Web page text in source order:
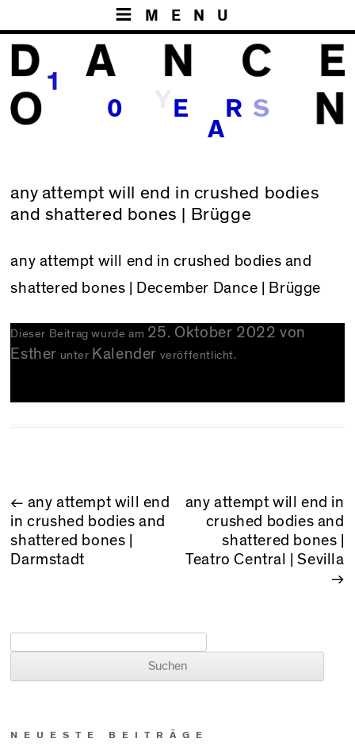
MENU
1
0 E
A
R
any attempt will end in crushed bodies
and shattered bones | Brügge
any attempt will end in crushed bodies and
shattered bones | December Dance | Brügge
Dieser Beitrag wurde am 25. Oktober 2022 von
Esther unter Kalender veröffentlicht.
BEITRAGSNAVIGATION
← any attempt will end
in crushed bodies and
shattered bones |
Darmstadt
any attempt will end in
crushed bodies and
shattered bones |
Teatro Central | Sevilla
→
NEUESTE BEITRÄGE